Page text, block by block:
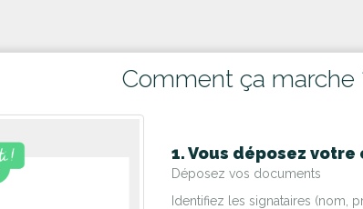
Comment ça marche
1. Vous déposez
Déposez vos documents
Identifiez les signataires (nom,